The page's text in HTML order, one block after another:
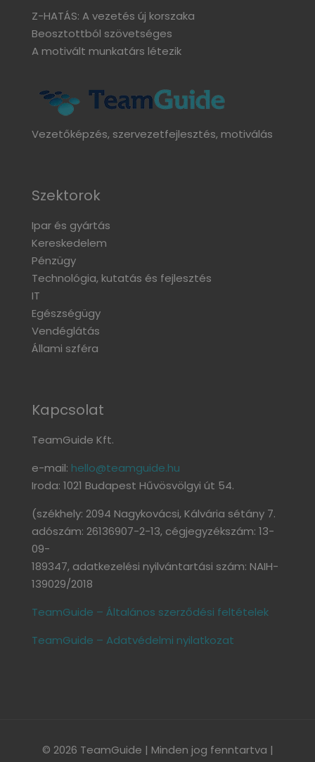
Z-HATÁS: A vezetés új korszaka
Beosztottból szövetséges
A motivált munkatárs létezik
Vezetőképzés, szervezetfejlesztés, motiválás
Szektorok
Ipar és gyártás
Kereskedelem
Pénzügy
Technológia, kutatás és fejlesztés
IT
Egészségügy
Vendéglátás
Állami szféra
Kapcsolat
TeamGuide Kft.
e-mail: hello@teamguide.hu
Iroda: 1021 Budapest Hűvösvölgyi út 54.
(székhely: 2094 Nagykovácsi, Kálvária sétány 7.
adószám: 26136907-2-13, cégjegyzékszám: 13-
09-
189347, adatkezelési nyilvántartási szám: NAIH-
139029/2018
TeamGuide – Általános szerződési feltételek
TeamGuide – Adatvédelmi nyilatkozat
© 2026 TeamGuide | Minden jog fenntartva |